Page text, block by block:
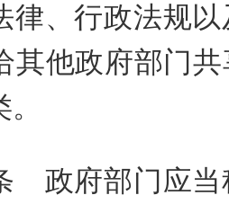
律、行政法规
其他政府部门
政府部门应当